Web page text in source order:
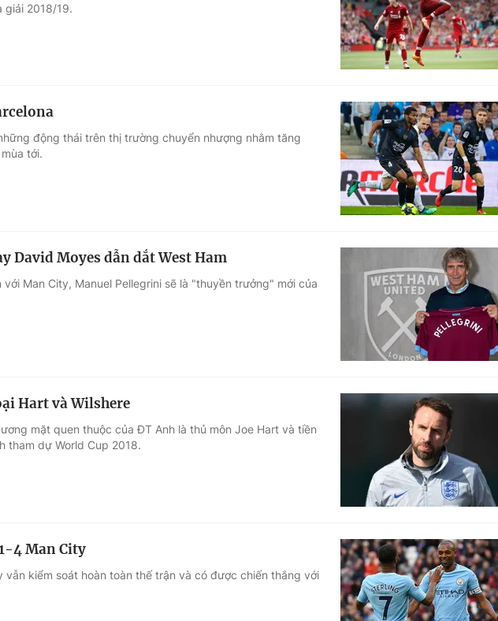
lượng cuộc sống
Thị trường
Tư vấn
giải 2018/19.
động thái trên thị trường chuyển nhượng nhằm tăng
tới.
David Moyes dẫn dắt West Ham
Man City, Manuel Pellegrini sẽ là "thuyền trưởng" mới của
Hart và Wilshere
mặt quen thuộc của ĐT Anh là thủ môn Joe Hart và tiền
tham dự World Cup 2018.
4 Man City
vẫn kiểm soát hoàn toàn thế trận và có được chiến thắng với